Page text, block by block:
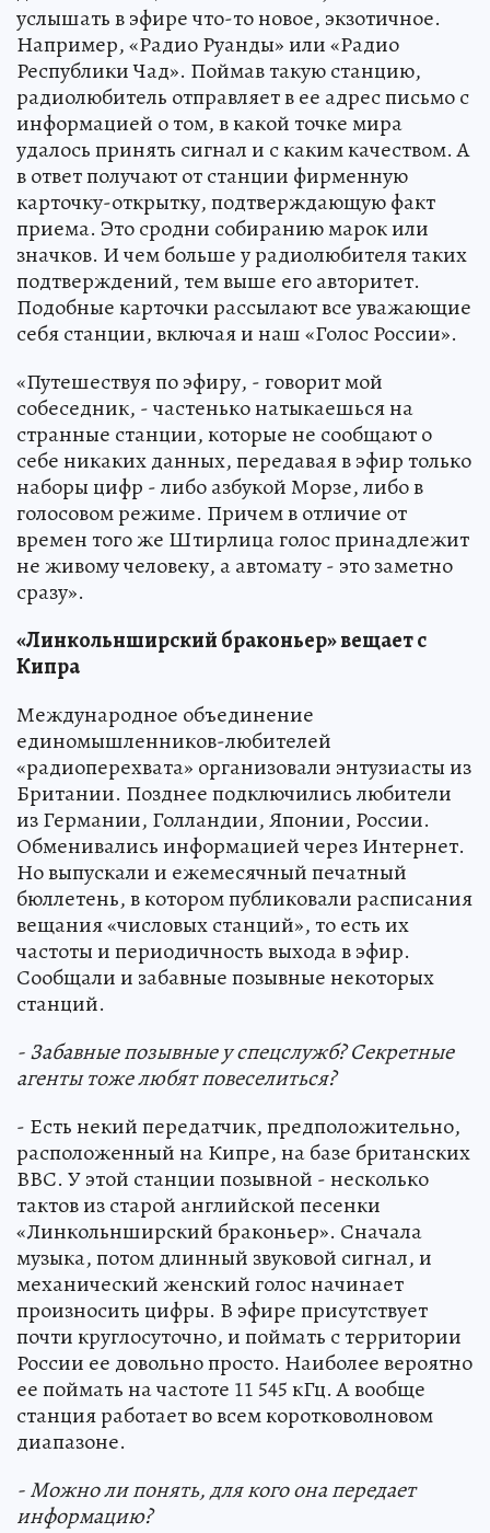
услышать в эфире что-то новое, экзотичное.
Например, «Радио Руанды» или «Радио
Республики Чад». Поймав такую станцию,
радиолюбитель отправляет в ее адрес письмо с
информацией о том, в какой точке мира
удалось принять сигнал и с каким качеством. А
в ответ получают от станции фирменную
карточку-открытку, подтверждающую факт
приема. Это сродни собиранию марок или
значков. И чем больше у радиолюбителя таких
подтверждений, тем выше его авторитет.
Подобные карточки рассылают все уважающие
себя станции, включая и наш «Голос России».
«Путешествуя по эфиру, - говорит мой
собеседник, - частенько натыкаешься на
странные станции, которые не сообщают о
себе никаких данных, передавая в эфир только
наборы цифр - либо азбукой Морзе, либо в
голосовом режиме. Причем в отличие от
времен того же Штирлица голос принадлежит
не живому человеку, а автомату - это заметно
сразу».
«Линкольнширский браконьер» вещает с
Кипра
Международное объединение
единомышленников-любителей
«радиоперехвата» организовали энтузиасты из
Британии. Позднее подключились любители
из Германии, Голландии, Японии, России.
Обменивались информацией через Интернет.
Но выпускали и ежемесячный печатный
бюллетень, в котором публиковали расписания
вещания «числовых станций», то есть их
частоты и периодичность выхода в эфир.
Сообщали и забавные позывные некоторых
станций.
- Забавные позывные у спецслужб? Секретные
агенты тоже любят повеселиться?
- Есть некий передатчик, предположительно,
расположенный на Кипре, на базе британских
ВВС. У этой станции позывной - несколько
тактов из старой английской песенки
«Линкольнширский браконьер». Сначала
музыка, потом длинный звуковой сигнал, и
механический женский голос начинает
произносить цифры. В эфире присутствует
почти круглосуточно, и поймать с территории
России ее довольно просто. Наиболее вероятно
ее поймать на частоте 11 545 кГц. А вообще
станция работает во всем коротковолновом
диапазоне.
- Можно ли понять, для кого она передает
информацию?